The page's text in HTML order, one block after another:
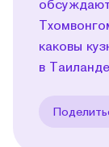
каковы
в